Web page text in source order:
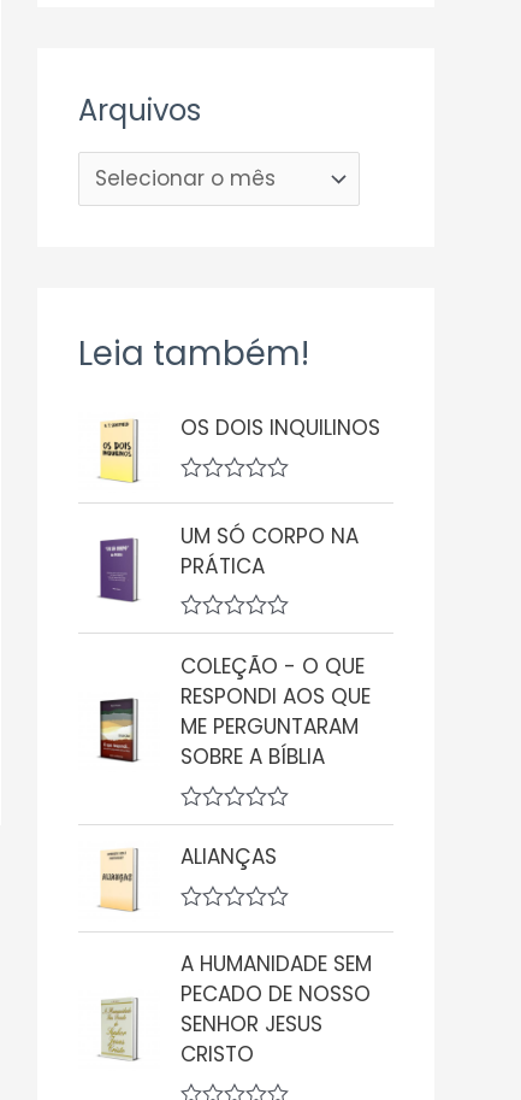
Arquivos
Leia também!
OS DOIS INQUILINOS
A
a
l
i
a
ç
o
d
e
5
UM SÓ CORPO NA
PRÁTICA
A
v
a
l
i
a
ç
o
0
e
5
COLEÇÃO - O QUE
RESPONDI AOS QUE
ME PERGUNTARAM
SOBRE A BÍBLIA
A
v
a
i
a
ã
o
d
e
ALIANÇAS
a
l
i
a
ç
o
A HUMANIDADE SEM
PECADO DE NOSSO
SENHOR JESUS
CRISTO